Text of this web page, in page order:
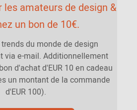
les amateurs de design &
un bon de 10€.
du monde de design
via e-mail. Additionnellement
d'achat d'EUR 10 en cadeau
un montant de la commande
d'EUR 100).